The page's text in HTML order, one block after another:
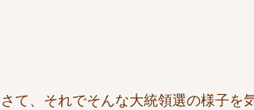
さて、それでそんな大統領選の様子を